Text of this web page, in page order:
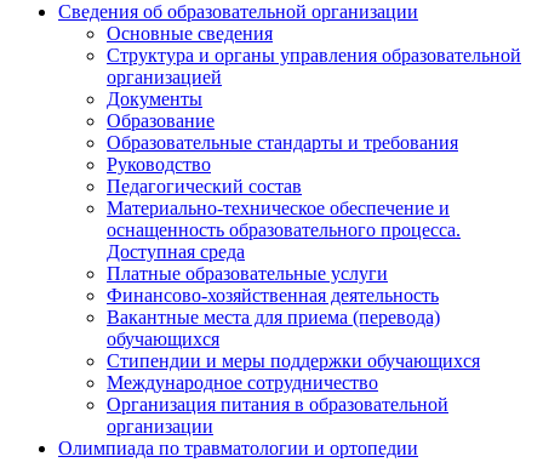
Сведения об образовательной организации
Основные сведения
Структура и органы управления образовательной
организацией
Документы
Образование
Образовательные стандарты и требования
Руководство
Педагогический состав
Материально-техническое обеспечение и
оснащенность образовательного процесса.
Доступная среда
Платные образовательные услуги
Финансово-хозяйственная деятельность
Вакантные места для приема (перевода)
обучающихся
Стипендии и меры поддержки обучающихся
Международное сотрудничество
Организация питания в образовательной
организации
Олимпиада по травматологии и ортопедии